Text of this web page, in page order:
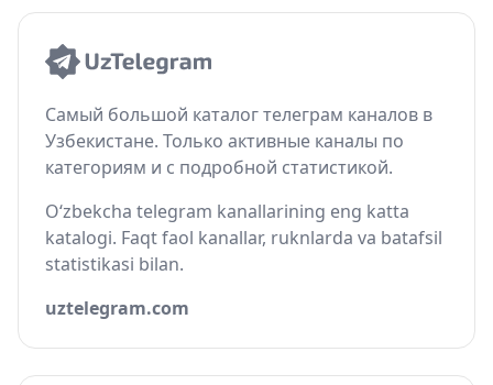
Самый большой каталог телеграм каналов в
Узбекистане. Только активные каналы по
категориям и с подробной статистикой.
O‘zbekcha telegram kanallarining eng katta
katalogi. Faqt faol kanallar, ruknlarda va batafsil
statistikasi bilan.
uztelegram.com